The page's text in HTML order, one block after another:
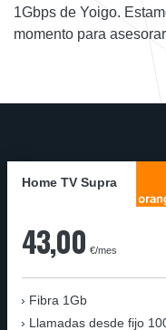
1Gbps de Yoigo.
momento para
Home TV Supra
43,00 €/mes
Fibra 1Gb
Llamadas desde fijo